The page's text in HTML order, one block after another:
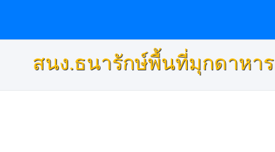
สนง.ธนารักษ์พื้นที่มุกดาหาร